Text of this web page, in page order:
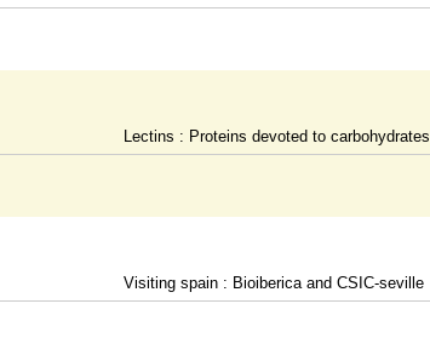
Lectins : Proteins devoted to carbohydrates
Visiting spain : Bioiberica and CSIC-seville